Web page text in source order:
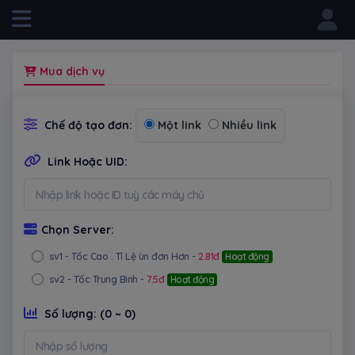
Mua dịch vụ
Chế độ tạo đơn: Một link Nhiều link
Link Hoặc UID:
Chọn Server:
sv1 - Tốc Cao . Tỉ Lệ ùn đơn Hơn - 2.81đ Hoạt động
sv2 - Tốc Trung Bình - 7.5đ Hoạt động
Số lượng: (0 ~ 0)